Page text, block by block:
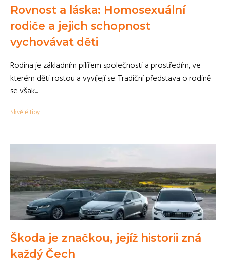
Rovnost a láska: Homosexuální
rodiče a jejich schopnost
vychovávat děti
Rodina je základním pilířem společnosti a prostředím, ve
kterém děti rostou a vyvíjejí se. Tradiční představa o rodině
se však...
Skvělé tipy
Škoda je značkou, jejíž historii zná
každý Čech